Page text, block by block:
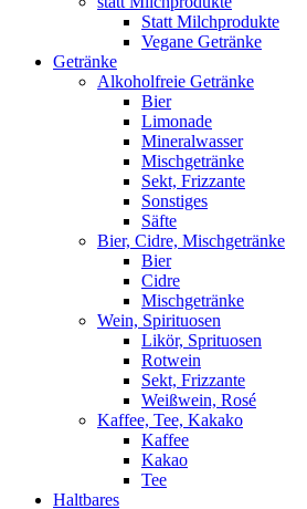
Statt Milchprodukte
Vegane Getränke
Getränke
Alkoholfreie Getränke
Bier
Limonade
Mineralwasser
Mischgetränke
Sekt, Frizzante
Sonstiges
Säfte
Bier, Cidre, Mischgetränke
Bier
Cidre
Mischgetränke
Wein, Spirituosen
Likör, Sprituosen
Rotwein
Sekt, Frizzante
Weißwein, Rosé
Kaffee, Tee, Kakako
Kaffee
Kakao
Tee
Haltbares